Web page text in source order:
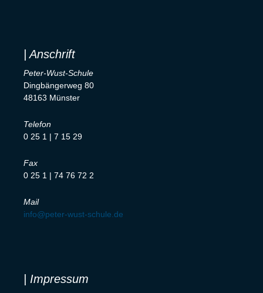
| Anschrift
Peter-Wust-Schule
Dingbängerweg 80
48163 Münster
Telefon
0 25 1 | 7 15 29
Fax
0 25 1 | 74 76 72 2
Mail
info@peter-wust-schule.de
| Impressum